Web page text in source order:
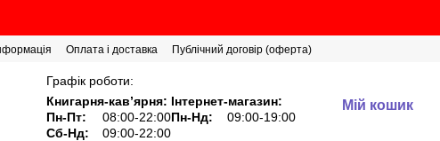
Оплата і доставка
Публічний договір (оферта)
Графік роботи:
Книгарня-кавʼярня: Інтернет-магазин:
Пн-Пт:
08:00-22:00Пн-Нд:
09:00-19:00
Сб-Нд:
09:00-22:00
Мій кошик